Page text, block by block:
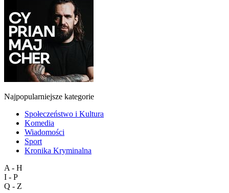
Najpopularniejsze kategorie
Społeczeństwo i Kultura
Komedia
Wiadomości
Sport
Kronika Kryminalna
A - H
I - P
Q - Z